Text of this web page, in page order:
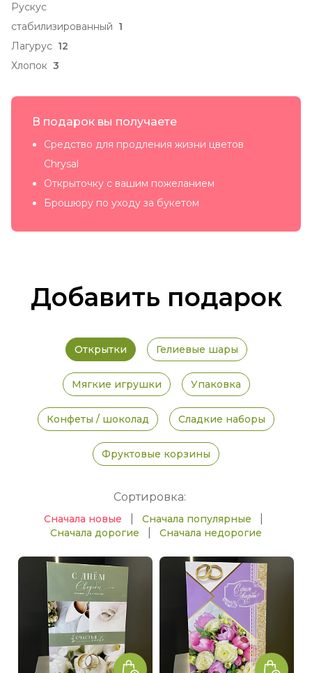
Рускус
стабилизированный 1
Лагурус 12
Хлопок 3
В подарок вы получаете
Средство для продления жизни цветов
Chrysal
Открыточку с вашим пожеланием
Брошюру по уходу за букетом
Добавить подарок
Открытки Гелиевые шары
Мягкие игрушки Упаковка
Конфеты / шоколад Сладкие наборы
Фруктовые корзины
Сортировка:
Сначала новые Сначала популярные
Сначала дорогие Сначала недорогие